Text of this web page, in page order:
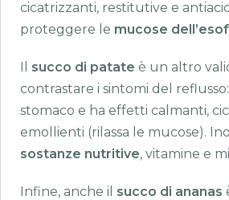
cicatrizzanti, restitutive e
proteggere le mucose
Il succo di patate è un altro
contrastare i sintomi del
stomaco e ha effetti calmanti,
emollienti (rilassa le mucose).
sostanze nutritive, vitamine e
Infine, anche il succo di ananas